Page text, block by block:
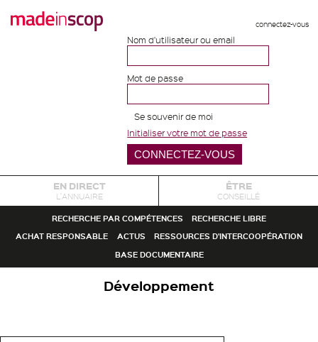
connectez-vous
Nom d'utilisateur ou email
Mot de passe
Se souvenir de moi
Initialiser votre mot de passe
EN DIRECT
L'ANNUAIRE
ÊTRE
CONSEILLÉ
RECHERCHE PAR COMPÉTENCES
RECHERCHE LIBRE
ACHAT RESPONSABLE
ACTUS
RESSOURCES D'INTERCOOPÉRATION
BASE DOCUMENTAIRE
Développement